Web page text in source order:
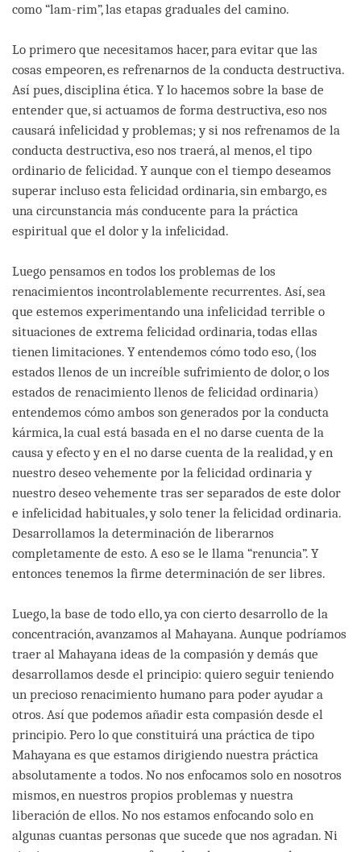
como “lam-rim”, las etapas graduales del camino.
Lo primero que necesitamos hacer, para evitar que las
cosas empeoren, es refrenarnos de la conducta destructiva.
Así pues, disciplina ética. Y lo hacemos sobre la base de
entender que, si actuamos de forma destructiva, eso nos
causará infelicidad y problemas; y si nos refrenamos de la
conducta destructiva, eso nos traerá, al menos, el tipo
ordinario de felicidad. Y aunque con el tiempo deseamos
superar incluso esta felicidad ordinaria, sin embargo, es
una circunstancia más conducente para la práctica
espiritual que el dolor y la infelicidad.
Luego pensamos en todos los problemas de los
renacimientos incontrolablemente recurrentes. Así, sea
que estemos experimentando una infelicidad terrible o
situaciones de extrema felicidad ordinaria, todas ellas
tienen limitaciones. Y entendemos cómo todo eso, (los
estados llenos de un increíble sufrimiento de dolor, o los
estados de renacimiento llenos de felicidad ordinaria)
entendemos cómo ambos son generados por la conducta
kármica, la cual está basada en el no darse cuenta de la
causa y efecto y en el no darse cuenta de la realidad, y en
nuestro deseo vehemente por la felicidad ordinaria y
nuestro deseo vehemente tras ser separados de este dolor
e infelicidad habituales, y solo tener la felicidad ordinaria.
Desarrollamos la determinación de liberarnos
completamente de esto. A eso se le llama “renuncia”. Y
entonces tenemos la firme determinación de ser libres.
Luego, la base de todo ello, ya con cierto desarrollo de la
concentración, avanzamos al Mahayana. Aunque podríamos
traer al Mahayana ideas de la compasión y demás que
desarrollamos desde el principio: quiero seguir teniendo
un precioso renacimiento humano para poder ayudar a
otros. Así que podemos añadir esta compasión desde el
principio. Pero lo que constituirá una práctica de tipo
Mahayana es que estamos dirigiendo nuestra práctica
absolutamente a todos. No nos enfocamos solo en nosotros
mismos, en nuestros propios problemas y nuestra
liberación de ellos. No nos estamos enfocando solo en
algunas cuantas personas que sucede que nos agradan. Ni